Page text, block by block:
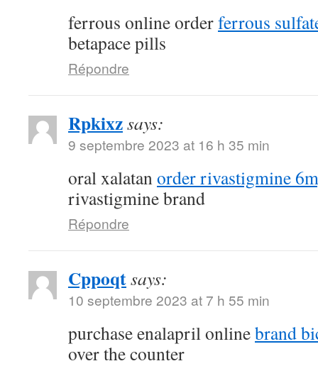
ferrous online orderferrous
betapace pills
Répondre
Rpkixzsays:
9 septembre 2023 at 16 h 35 min
oral xalatanorder rivastigmine
rivastigmine brand
Répondre
Cppoqtsays:
10 septembre 2023 at 7 h 55 min
purchase enalapril onlinebrand
over the counter